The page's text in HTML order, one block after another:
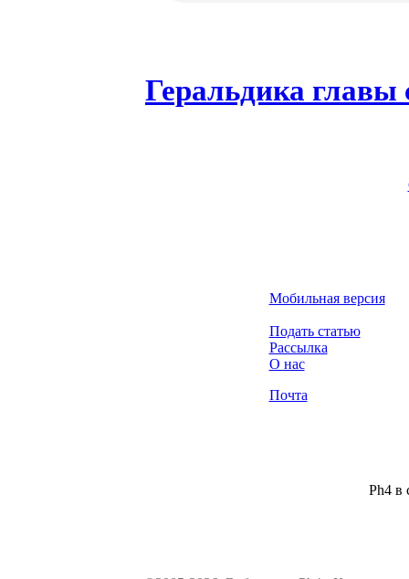
Геральдика главы
Мобильная версия
Подать статью
Рассылка
О нас
Почта
Ph4 в